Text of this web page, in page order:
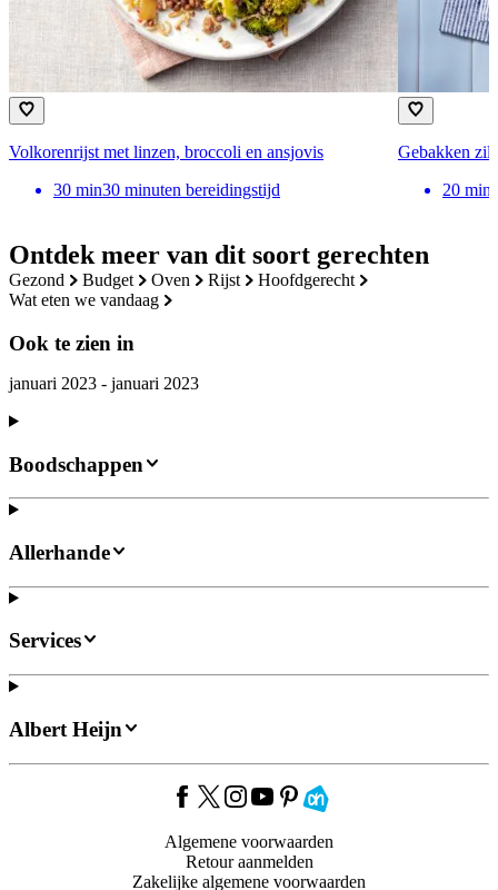
Ontdek meer van dit soort gerechten
gezond budget oven rijst
hoofdgerecht
wat eten we vandaag
Ook te zien in
januari 2023 - januari 2023
Volkorenrijst met linzen, broccoli en ansjovis
30 min30 minuten bereidingstijd
Gebakken
20 min
Boodschappen
Allerhande
Services
Albert Heijn
Algemene voorwaarden
Retour aanmelden
Zakelijke algemene voorwaarden